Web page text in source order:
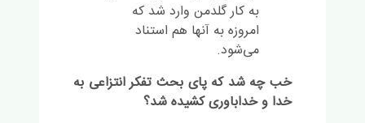
به کار گلدمن وارد شد که
امروزه به آنها هم استناد
می‌شود.
خب چه شد که پای بحث تفکر انتزاعی به
خدا و خداباوری کشیده شد؟